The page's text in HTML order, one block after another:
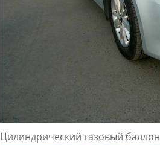
Цилиндрический газовый